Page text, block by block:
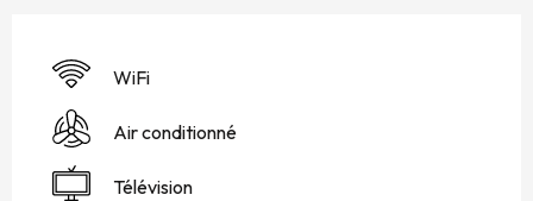
WiFi
Air conditionné
Télévision